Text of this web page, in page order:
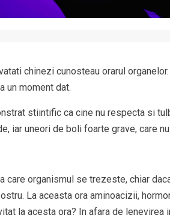
chinezi cunosteau orarul
un moment dat.
stiintific ca cine nu respecta si
iar uneori de boli foarte grave, care
care organismul se trezeste, chiar
La aceasta ora aminoacizii,
la acesta ora? In afara de lenevirea